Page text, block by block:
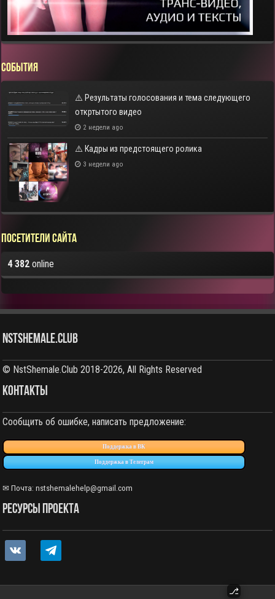
СОБЫТИЯ
⚠️ Результаты голосования и тема следующего
откртытого видео
2 недели ago
⚠️ Кадры из предстоящего ролика
3 недели ago
Посетители сайта
4 382 online
NstShemale.Club
© NstShemale.Club 2018-2026, All Rights Reserved
КОНТАКТЫ
Сообщить об ошибке, написать предложение:
Поддержка в ВК
Поддержка в Телеграм
✉ Почта:nstshemalehelp@gmail.com
РЕСУРСЫ ПРОЕКТА
vkontakte telegram
⎇